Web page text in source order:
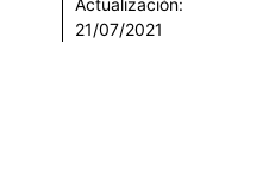
Actualización:
21/07/2021